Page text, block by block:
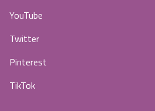
YouTube
Twitter
Pinterest
TikTok